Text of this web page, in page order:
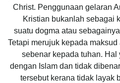
Christ. Penggunaan gelaran
Kristian bukanlah sebagai
suatu dogma atau
Tetapi merujuk kepada maksud
sebenar kepada tuhan.
dengan Islam dan tidak
tersebut kerana tidak layak